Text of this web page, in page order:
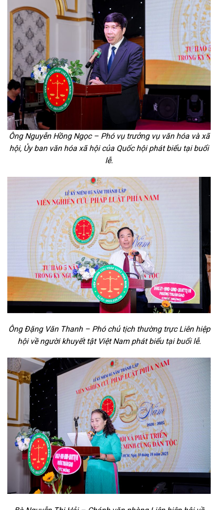
Ông Nguyễn Hồng Ngọc – Phó vụ trưởng vụ văn hóa và xã
hội, Ủy ban văn hóa xã hội của Quốc hội phát biểu tại buổi
lễ.
Ông Đặng Văn Thanh – Phó chủ tịch thường trực Liên hiệp
hội về người khuyết tật Việt Nam phát biểu tại buổi lễ.